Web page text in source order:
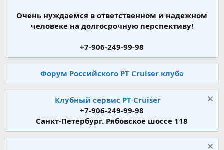
Очень нуждаемся в ответственном и надежном
человеке на долгосрочную перспективу!
+7-906-249-99-98
Форум Российского PT Cruiser клуба
Клубный сервис PT Cruiser
+7-906-249-99-98
Санкт-Петербург. Рябовское шоссе 118